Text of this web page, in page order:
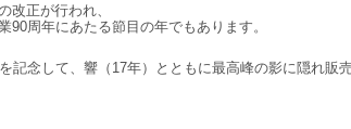
改正が行われ、
90周年にあたる節目の年でもあります。
記念して、響（17年）とともに最高峰の影に隠れ販